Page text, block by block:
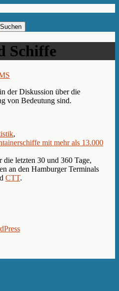
Schiffe
der Diskussion über die
von Bedeutung sind.
,
mit mehr als 13.000
die letzten 30 und 360 Tage,
an den Hamburger Terminals
CTT.